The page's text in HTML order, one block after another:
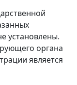
установлены.
органа
является